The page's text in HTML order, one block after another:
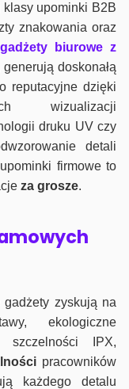
upominki B2B
znakowania oraz
gadżety biurowe z
doskonałą
reputacyjne dzięki
wizualizacji
druku UV czy
detali
firmowe to
za grosze.
zyskują na
ekologiczne
szczelności IPX,
pracowników
każdego detalu